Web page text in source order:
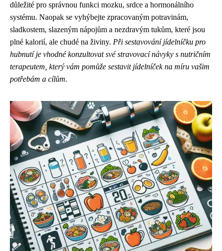
důležité pro správnou funkci mozku, srdce a hormonálního
systému. Naopak se vyhýbejte zpracovaným potravinám,
sladkostem, slazeným nápojům a nezdravým tukům, které jsou
plné kalorií, ale chudé na živiny. Při sestavování jídelníčku pro
hubnutí je vhodné konzultovat své stravovací návyky s nutričním
terapeutem, který vám pomůže sestavit jídelníček na míru vašim
potřebám a cílům.